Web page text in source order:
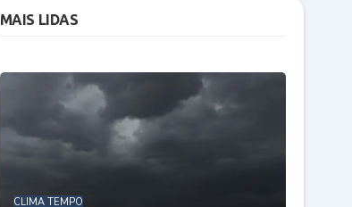
MAIS LIDAS
CLIMA TEMPO